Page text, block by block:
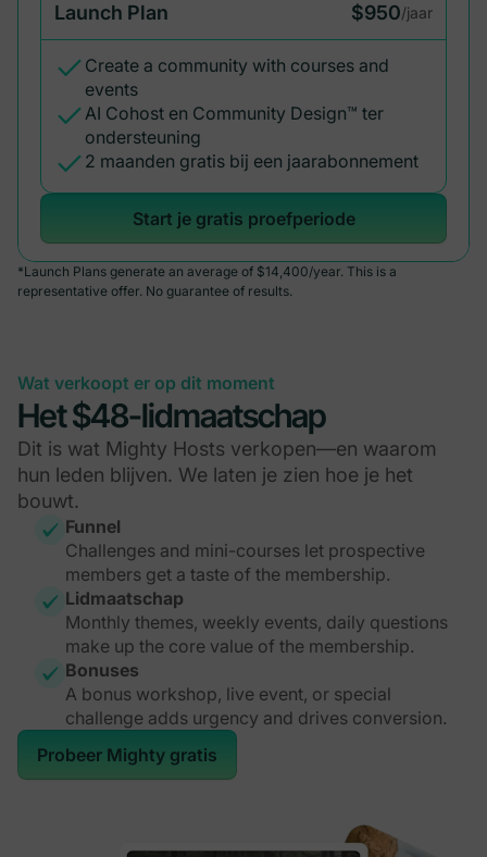
Launch Plan $950/jaar
Create a community with courses and
events
AI Cohost en Community Design™ ter
ondersteuning
2 maanden gratis bij een jaarabonnement
Start je gratis proefperiode
*Launch Plans generate an average of $14,400/year. This is a
representative offer. No guarantee of results.
Wat verkoopt er op dit moment
Het $48-lidmaatschap
Dit is wat Mighty Hosts verkopen—en waarom
hun leden blijven. We laten je zien hoe je het
bouwt.
Funnel
Challenges and mini-courses let prospective
members get a taste of the membership.
Lidmaatschap
Monthly themes, weekly events, daily questions
make up the core value of the membership.
Bonuses
A bonus workshop, live event, or special
challenge adds urgency and drives conversion.
Probeer Mighty gratis